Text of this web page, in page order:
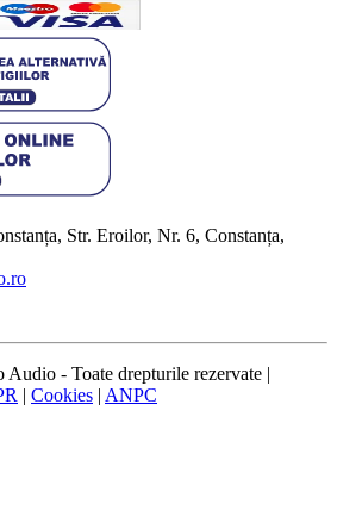
Str. Eroilor, Nr. 6, Constanța,
- Toate drepturile rezervate |
| Cookies | ANPC